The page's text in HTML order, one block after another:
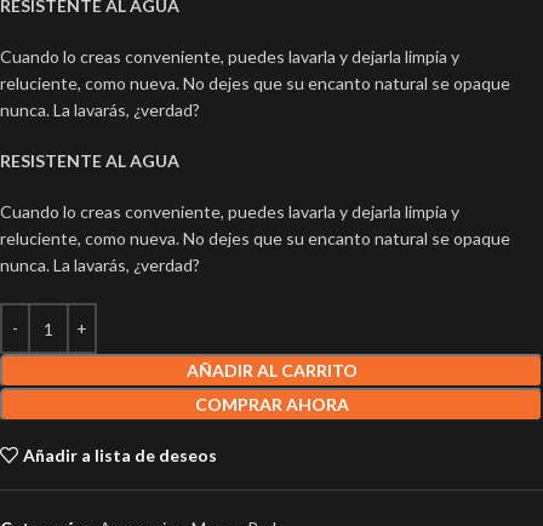
RESISTENTE AL AGUA
Cuando lo creas conveniente, puedes lavarla y dejarla limpia y
reluciente, como nueva. No dejes que su encanto natural se opaque
nunca. La lavarás, ¿verdad?
RESISTENTE AL AGUA
Cuando lo creas conveniente, puedes lavarla y dejarla limpia y
reluciente, como nueva. No dejes que su encanto natural se opaque
nunca. La lavarás, ¿verdad?
AÑADIR AL CARRITO
COMPRAR AHORA
Añadir a lista de deseos